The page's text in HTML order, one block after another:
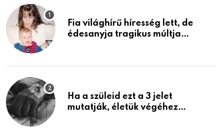
Fia világhírű híresség lett, de
édesanyja tragikus múltja
Ha a szüleid ezt a 3 jelet
mutatják, életük végéhez